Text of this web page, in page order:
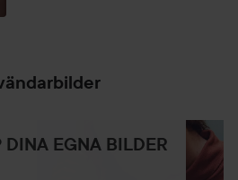
DINA EGNA BILDER